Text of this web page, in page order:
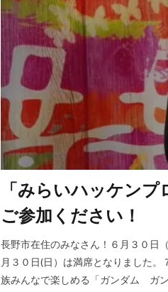
「みらいハッケン
ご参加ください！
長野市在住のみなさん！６月３０日
月３０日(日）は満席となりました
族みんなで楽しめる「ガンダム ガ